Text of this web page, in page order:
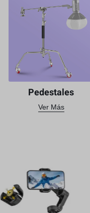
Pedestales
Ver Más